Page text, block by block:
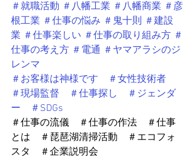
＃就職活動 ＃八幡工業 ＃八幡商業 ＃彦
根工業 ＃仕事の悩み ＃鬼十則 ＃建設
業 ＃仕事楽しい ＃仕事の取り組み方 ＃
仕事の考え方 ＃電通 ＃ヤマアラシのジ
レンマ
＃お客様は神様です　＃女性技術者
＃現場監督　＃仕事探し　＃ジェンダ
ー　＃SDGs
＃仕事の流儀　＃仕事の作法　＃仕事
とは　＃琵琶湖清掃活動　＃エコフォ
スタ　＃企業説明会